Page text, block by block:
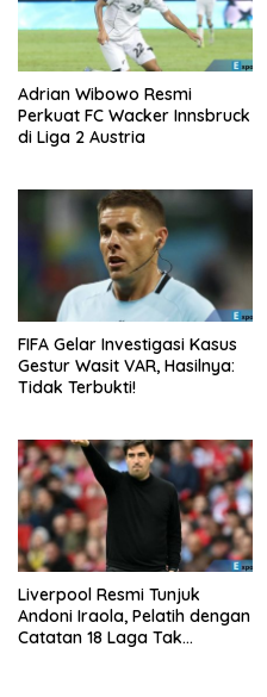
Adrian Wibowo Resmi
Perkuat FC Wacker Innsbruck
di Liga 2 Austria
FIFA Gelar Investigasi Kasus
Gestur Wasit VAR, Hasilnya:
Tidak Terbukti!
Liverpool Resmi Tunjuk
Andoni Iraola, Pelatih dengan
Catatan 18 Laga Tak